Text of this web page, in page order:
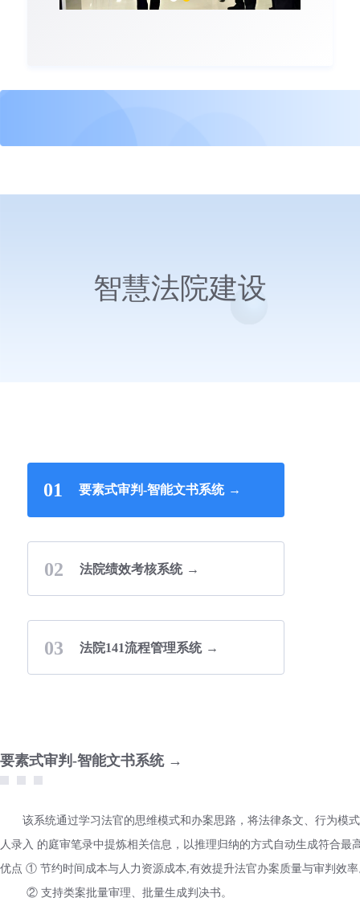
智慧法院建设
01 要素式审判-智能文书系统 →
02 法院绩效考核系统 →
03 法院141流程管理系统 →
要素式审判-智能文书系统 →
该系统通过学习法官的思维模式和办案思路，将法律条文、行为模
人录入 的庭审笔录中提炼相关信息，以推理归纳的方式自动生成符合最
优点 ① 节约时间成本与人力资源成本,有效提升法官办案质量与审判效
② 支持类案批量审理、批量生成判决书。